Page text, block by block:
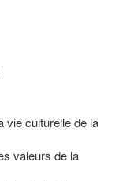
vie culturelle de la
valeurs de la